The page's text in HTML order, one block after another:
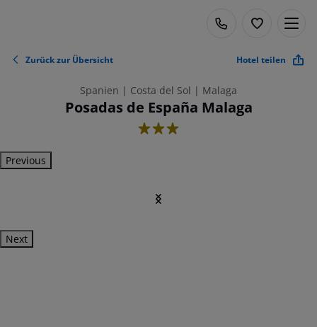
Zurück zur Übersicht Hotel teilen
Spanien | Costa del Sol | Malaga
Posadas de España Malaga
3
Previous
Next